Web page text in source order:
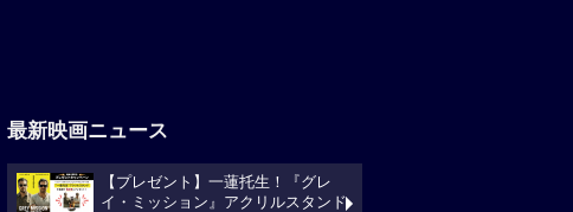
最新映画ニュース
【プレゼント】一蓮托生！『グレ
イ・ミッション』アクリルスタンド